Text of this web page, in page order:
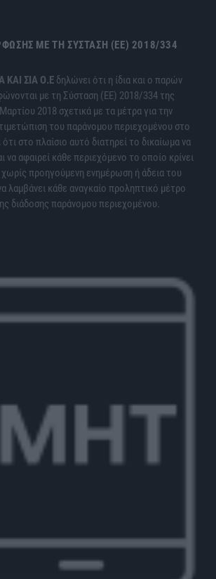
ΜΕ ΤΗ ΣΎΣΤΑΣΗ (ΕΕ) 2018/334
ΚΑΙ ΣΙΑ Ο.Ε δηλώνει ότι η ίδια και ο παρών
με τη Σύσταση (ΕΕ) 2018/334 της
2018 σχετικά με τα μέτρα για την
του παράνομου περιεχομένου στο
ότι στο πλαίσιο αυτό διατηρεί το δικαίωμα να
να αφαιρεί κάθε περιεχόμενο το οποίο κρίνει
χωρίς προηγούμενη ενημέρωση ή άδεια του
λαμβάνει κάθε αναγκαίο προληπτικό μέτρο
διάδοσης παράνομου περιεχομένου.